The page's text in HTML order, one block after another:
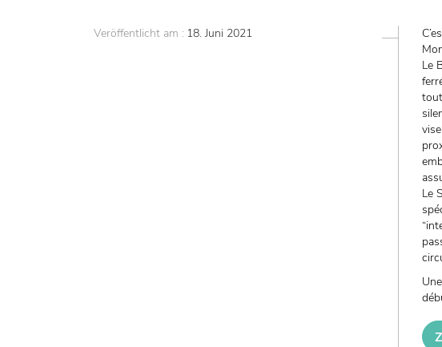
Veröffentlicht am : 18. Juni 2021
Le
Le